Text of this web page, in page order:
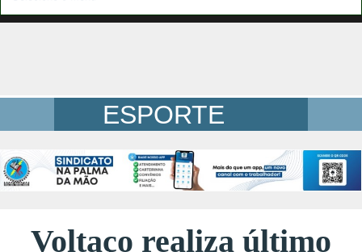
ESPORTE
Voltaço realiza último